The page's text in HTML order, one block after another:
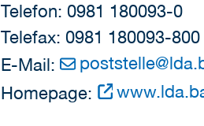
Telefon: 0981 180093-0
Telefax: 0981 180093-800
E-Mail:
poststelle@
Homepage: